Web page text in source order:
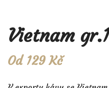
Vietnam gr.1
Od 129Kč